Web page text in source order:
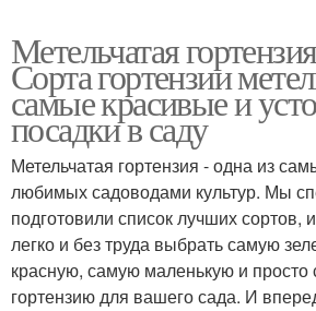
Метельчатая
Сорта гортензии
самые красивые и
посадки в саду
Метельчатая гортензия - одна из
любимых садоводами культур. Мы
подготовили список лучших сортов,
легко и без труда выбрать самую
красную, самую маленькую и
гортензию для вашего сада. И